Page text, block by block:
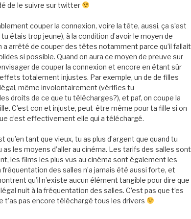
de le suivre sur twitter
couper la connexion, voire la tête, aussi, ça s’est
étais trop jeune), à la condition d’avoir le moyen de
a arrêté de couper des têtes notamment parce qu’il fallait
si possible. Quand on aura ce moyen de preuve sur
de couper la connexion et encore en étant sûr
effets totalement injustes. Par exemple, un de de filles
même involontairement (vérifies tu
droits de ce que tu télécharges?), et paf, on coupe la
C’est con et injuste, peut-être même pour ta fille si on
c’est effectivement elle qui a téléchargé.
qu’en tant que vieux, tu as plus d’argent que quand tu
as les moyens d’aller au cinéma. Les tarifs des salles sont
les films les plus vus au cinéma sont également les
des salles n’a jamais été aussi forte, et
qu’il n’existe aucun élément tangible pour dire que
nuit à la fréquentation des salles. C’est pas que t’es
t’as pas encore téléchargé tous les drivers